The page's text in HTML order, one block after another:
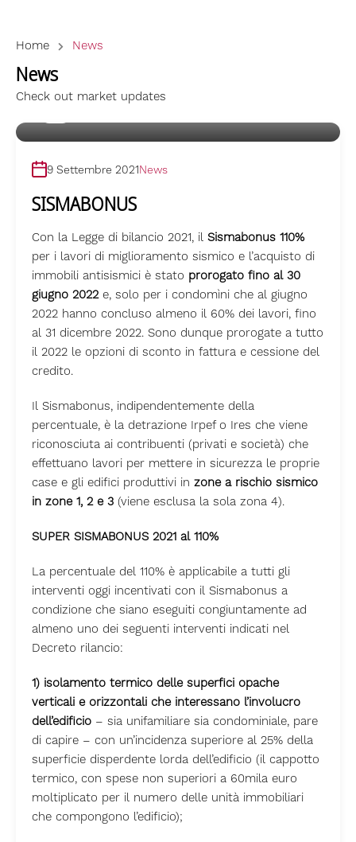
Home News
News
Check out market updates
Immobiliare Obizzi
9 Settembre 2021News
SISMABONUS
Con la Legge di bilancio 2021, il Sismabonus 110%
per i lavori di miglioramento sismico e l’acquisto di
immobili antisismici è stato prorogato fino al 30
giugno 2022e, solo per i condomìni che al giugno
2022 hanno concluso almeno il 60% dei lavori, fino
al 31 dicembre 2022. Sono dunque prorogate a tutto
il 2022 le opzioni di sconto in fattura e cessione del
credito.
Il Sismabonus, indipendentemente della
percentuale, è la detrazione Irpef o Ires che viene
riconosciuta ai contribuenti (privati e società) che
effettuano lavori per mettere in sicurezza le proprie
case e gli edifici produttivi in zone a rischio sismico
in zone 1, 2 e 3 (viene esclusa la sola zona 4).
SUPER SISMABONUS 2021 al 110%
La percentuale del 110% è applicabile a tutti gli
interventi oggi incentivati con il Sismabonus a
condizione che siano eseguiti congiuntamente ad
almeno uno dei seguenti interventi indicati nel
Decreto rilancio:
1) isolamento termico delle superfici opache
verticali e orizzontali che interessano l’involucro
dell’edificio – sia unifamiliare sia condominiale, pare
di capire – con un’incidenza superiore al 25% della
superficie disperdente lorda dell’edificio (il cappotto
termico, con spese non superiori a 60mila euro
moltiplicato per il numero delle unità immobiliari
che compongono l’edificio);